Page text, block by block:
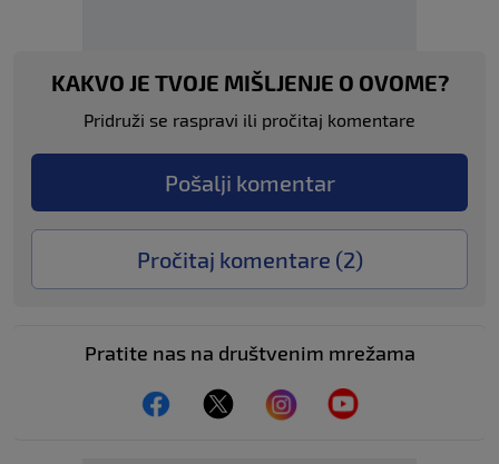
KAKVO JE TVOJE MIŠLJENJE O OVOME?
Pridruži se raspravi ili pročitaj komentare
Pošalji komentar
Pročitaj komentare (2)
Pratite nas na društvenim mrežama